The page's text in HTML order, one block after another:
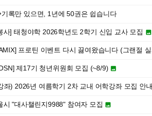
록만 있으면, 1년에 50권은 쉽습니다
사] 태청야학 2026학년도 2학기 신입 교사 모집 
프로틴 이벤트 다시 끓여왔습니다 (그랜절
제17기 청년위원회 모집 (~8/9) 
좌) 2026년 여름학기 2차 교내 어학강좌 모집 안
시 "대사챌린지9988" 참여자 모집 